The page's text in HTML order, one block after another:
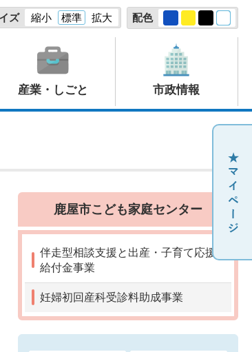
ズ 縮小 標準 拡大 配色
産業・しごと 市政情報
鹿屋市こども家庭センター
伴走型相談支援と出産・子育て応援
給付金事業
妊婦初回産科受診料助成事業